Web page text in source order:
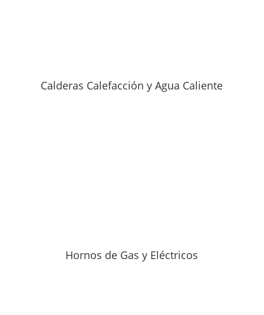
Calderas Calefacción y Agua Caliente
Hornos de Gas y Eléctricos